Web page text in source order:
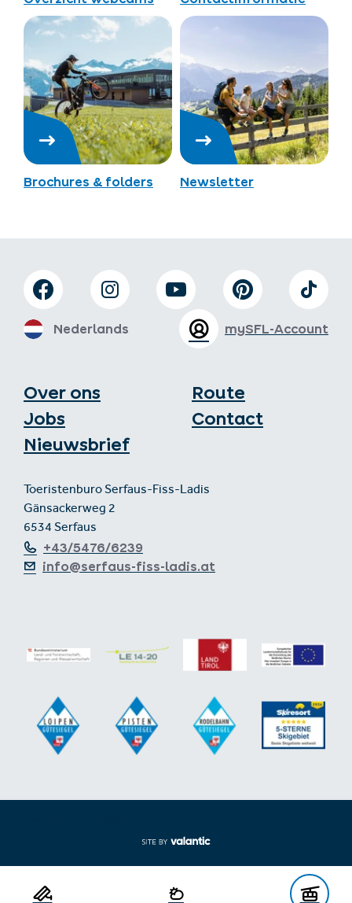
Brochures & folders Newsletter
Over ons
Jobs
Nieuwsbrief
Route
Contact
Toeristenburo Serfaus-Fiss-Ladis
Gänsackerweg 2
6534 Serfaus
+43/5476/6239
info@serfaus-fiss-ladis.at
mySFL-Account
Nederlands